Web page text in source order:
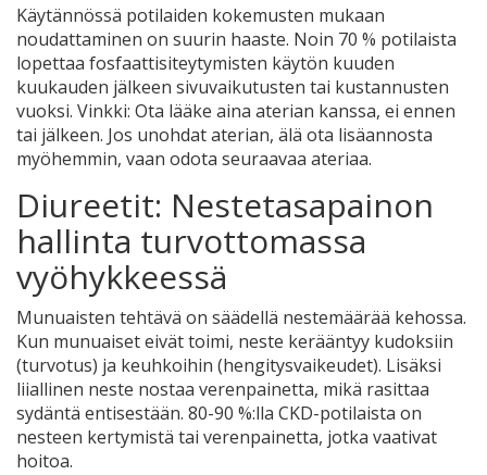
Käytännössä potilaiden kokemusten mukaan
noudattaminen on suurin haaste. Noin 70 % potilaista
lopettaa fosfaattisiteytymisten käytön kuuden
kuukauden jälkeen sivuvaikutusten tai kustannusten
vuoksi. Vinkki: Ota lääke aina aterian kanssa, ei ennen
tai jälkeen. Jos unohdat aterian, älä ota lisäannosta
myöhemmin, vaan odota seuraavaa ateriaa.
Diureetit: Nestetasapainon
hallinta turvottomassa
vyöhykkeessä
Munuaisten tehtävä on säädellä nestemäärää kehossa.
Kun munuaiset eivät toimi, neste kerääntyy kudoksiin
(turvotus) ja keuhkoihin (hengitysvaikeudet). Lisäksi
liiallinen neste nostaa verenpainetta, mikä rasittaa
sydäntä entisestään. 80-90 %:lla CKD-potilaista on
nesteen kertymistä tai verenpainetta, jotka vaativat
hoitoa.